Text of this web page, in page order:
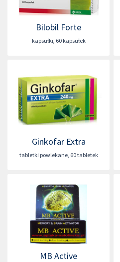
Bilobil Forte
kapsułki, 60 kapsułek
Ginkofar Extra
tabletki powlekane, 60 tabletek
MB Active